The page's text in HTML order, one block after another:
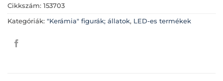
Cikkszám: 153703
Kategóriák: "Kerámia" figurák; állatok, LED-es termékek